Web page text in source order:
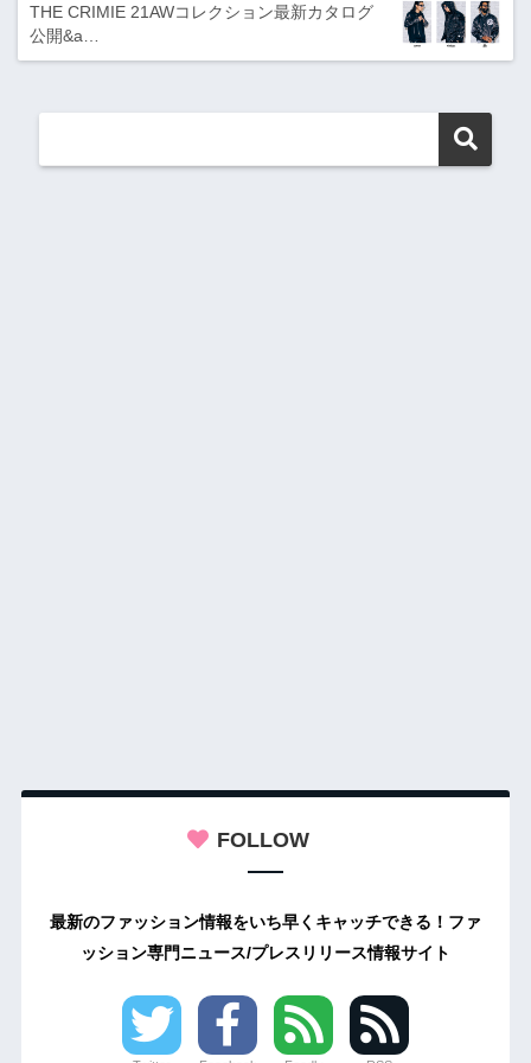
THE CRIMIE 21AWコレクション最新カタログ
公開&a…
FOLLOW
最新のファッション情報をいち早くキャッチできる！ファ
ッション専門ニュース/プレスリリース情報サイト